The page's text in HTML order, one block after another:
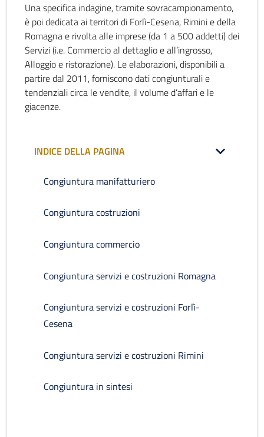
Una specifica indagine, tramite sovracampionamento,
è poi dedicata ai territori di Forlì-Cesena, Rimini e della
Romagna e rivolta alle imprese (da 1 a 500 addetti) dei
Servizi (i.e. Commercio al dettaglio e all’ingrosso,
Alloggio e ristorazione). Le elaborazioni, disponibili a
partire dal 2011, forniscono dati congiunturali e
tendenziali circa le vendite, il volume d’affari e le
giacenze.
INDICE DELLA PAGINA
Congiuntura manifatturiero
Congiuntura costruzioni
Congiuntura commercio
Congiuntura servizi e costruzioni Romagna
Congiuntura servizi e costruzioni Forlì-
Cesena
Congiuntura servizi e costruzioni Rimini
Congiuntura in sintesi